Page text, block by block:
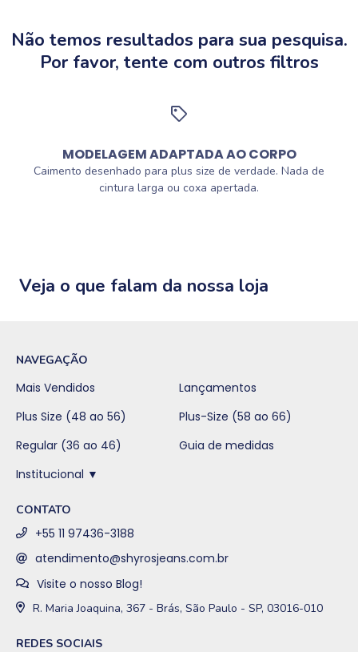
Não temos resultados para sua pesquisa.
Por favor, tente com outros filtros
MODELAGEM ADAPTADA AO CORPO
Caimento desenhado para plus size de verdade. Nada de
cintura larga ou coxa apertada.
Veja o que falam da nossa loja
NAVEGAÇÃO
Mais Vendidos
Lançamentos
Plus Size (48 ao 56)
Plus-Size (58 ao 66)
Regular (36 ao 46)
Guia de medidas
Institucional ▼
CONTATO
+55 11 97436-3188
atendimento@shyrosjeans.com.br
Visite o nosso Blog!
R. Maria Joaquina, 367 - Brás, São Paulo - SP, 03016-010
REDES SOCIAIS